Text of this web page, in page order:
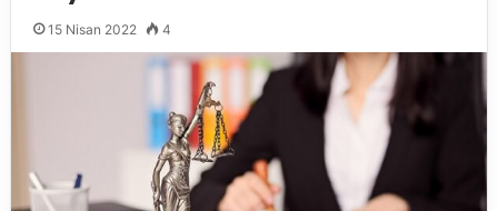
15 Nisan 2022 4